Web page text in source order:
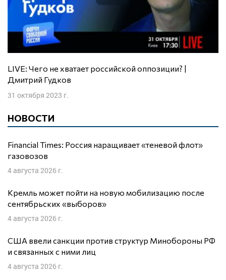
LIVE: Чего не хватает российской оппозиции? |
Дмитрий Гудков
31 октября 2023 г.
НОВОСТИ
Financial Times: Россия наращивает «теневой флот»
газовозов
4 августа 2026 г.
Кремль может пойти на новую мобилизацию после
сентябрьских «выборов»
4 августа 2026 г.
США ввели санкции против структур Минобороны РФ
и связанных с ними лиц
4 августа 2026 г.